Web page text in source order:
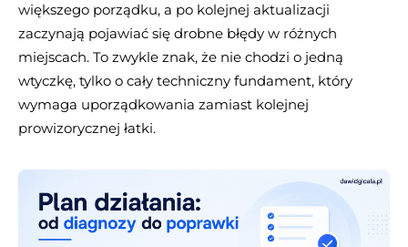
większego porządku, a po kolejnej aktualizacji
zaczynają pojawiać się drobne błędy w różnych
miejscach. To zwykle znak, że nie chodzi o jedną
wtyczkę, tylko o cały techniczny fundament, który
wymaga uporządkowania zamiast kolejnej
prowizorycznej łatki.